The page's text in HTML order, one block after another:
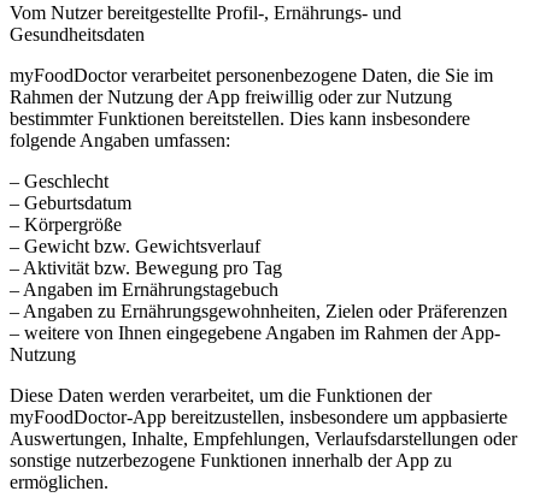
Vom Nutzer bereitgestellte Profil-, Ernährungs- und
Gesundheitsdaten
myFoodDoctor verarbeitet personenbezogene Daten, die Sie im
Rahmen der Nutzung der App freiwillig oder zur Nutzung
bestimmter Funktionen bereitstellen. Dies kann insbesondere
folgende Angaben umfassen:
– Geschlecht
– Geburtsdatum
– Körpergröße
– Gewicht bzw. Gewichtsverlauf
– Aktivität bzw. Bewegung pro Tag
– Angaben im Ernährungstagebuch
– Angaben zu Ernährungsgewohnheiten, Zielen oder Präferenzen
– weitere von Ihnen eingegebene Angaben im Rahmen der App-
Nutzung
Diese Daten werden verarbeitet, um die Funktionen der
myFoodDoctor-App bereitzustellen, insbesondere um appbasierte
Auswertungen, Inhalte, Empfehlungen, Verlaufsdarstellungen oder
sonstige nutzerbezogene Funktionen innerhalb der App zu
ermöglichen.